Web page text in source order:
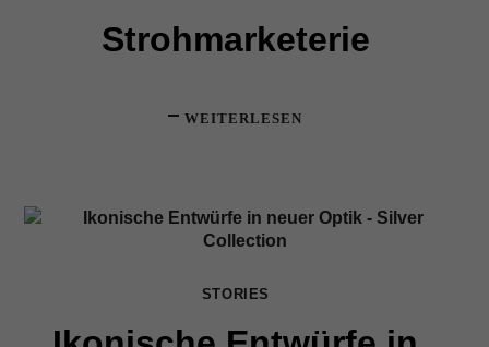
Strohmarketerie
WEITERLESEN
STORIES